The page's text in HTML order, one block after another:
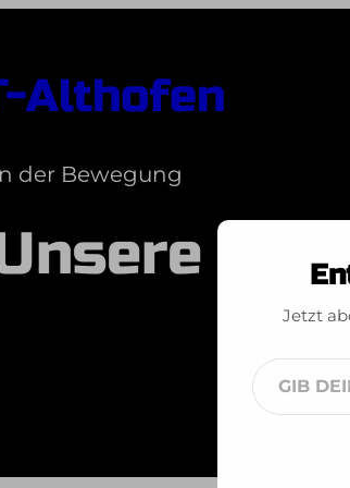
Althofen
der Bewegung
Jetzt
Gib
deine